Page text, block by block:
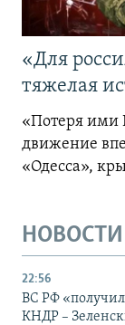
«Для
тяжелая
«Потеря ими
движение
«Одесса»,
НОВОСТИ
22:56
ВС РФ
КНДР –